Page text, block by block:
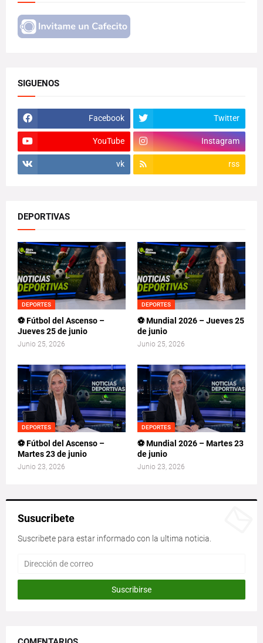
SIGUENOS
Facebook Twitter
YouTube Instagram
vk rss
DEPORTIVAS
DEPORTES
⚽ Fútbol del Ascenso –
Jueves 25 de junio
Junio 25, 2026
DEPORTES
⚽ Mundial 2026 – Jueves 25
de junio
Junio 25, 2026
DEPORTES
⚽ Fútbol del Ascenso –
Martes 23 de junio
Junio 23, 2026
DEPORTES
⚽ Mundial 2026 – Martes 23
de junio
Junio 23, 2026
Susucribete
Suscribete para estar informado con la ultima noticia.